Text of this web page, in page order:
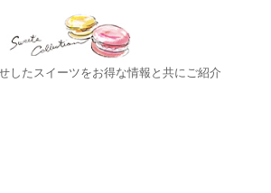
したスイーツをお得な情報と共にご紹介